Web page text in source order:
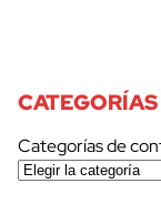
Categorías de